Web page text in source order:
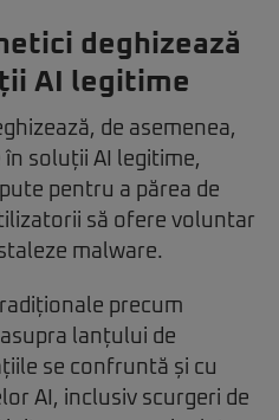
deghizează
AI legitime
de asemenea,
soluții AI legitime,
pentru a părea de
să ofere voluntar
malware.
precum
lanțului de
se confruntă și cu
AI, inclusiv scurgeri de